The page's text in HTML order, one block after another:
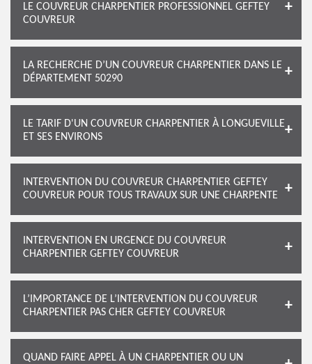
LE COUVREUR CHARPENTIER PROFESSIONNEL GEFTEY
COUVREUR
LA RECHERCHE D’UN COUVREUR CHARPENTIER DANS LE
DÉPARTEMENT 50290
LE TARIF D'UN COUVREUR CHARPENTIER À LONGUEVILLE
ET SES ENVIRONS
INTERVENTION DU COUVREUR CHARPENTIER GEFTEY
COUVREUR POUR TOUS TRAVAUX SUR UNE CHARPENTE
INTERVENTION EN URGENCE DU COUVREUR
CHARPENTIER GEFTEY COUVREUR
L’IMPORTANCE DE L’INTERVENTION DU COUVREUR
CHARPENTIER PAS CHER GEFTEY COUVREUR
QUAND FAIRE APPEL À UN CHARPENTIER OU UN